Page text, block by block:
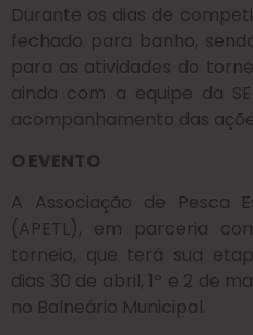
Durante os dias de
fechado para banho,
para as atividades do
ainda com a equipe da
acompanhamento das
O EVENTO
A Associação de Pesca
(APETL), em parceria
torneio, que terá sua
dias 30 de abril, 1º e 2 de
no Balneário Municipal.